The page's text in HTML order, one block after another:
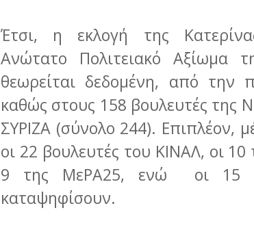
Έτσι, η εκλογή της
Ανώτατο Πολιτειακό Αξίωμα
θεωρείται δεδομένη, από την
καθώς στους 158 βουλευτές της
ΣΥΡΙΖΑ (σύνολο 244). Επιπλέον,
οι 22 βουλευτές του ΚΙΝΑΛ, οι 10
9 της ΜεΡΑ25, ενώ οι 15
καταψηφίσουν.